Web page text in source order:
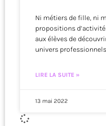
Ni métiers de fille, ni
propositions
aux élèves de
univers
LIRE LA SUITE »
13 mai 2022